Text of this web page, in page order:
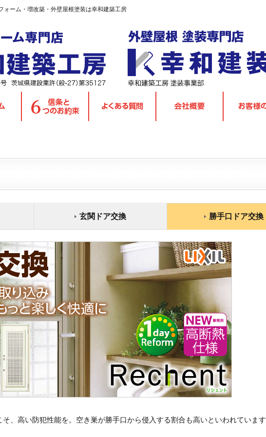
ォーム・増改築・外壁屋根塗装は幸和建築工房
玄関ドア交換 勝手口ドア交換
、高い防犯性能を。空き巣が勝手口から侵入する割合も高いといわれていま